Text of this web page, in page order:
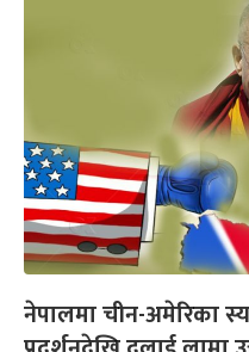
नेपालमा चीन-अमेरिका